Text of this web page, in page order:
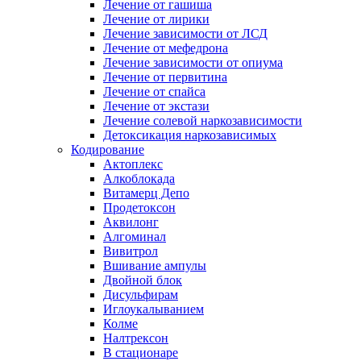
Лечение от гашиша
Лечение от лирики
Лечение зависимости от ЛСД
Лечение от мефедрона
Лечение зависимости от опиума
Лечение от первитина
Лечение от спайса
Лечение от экстази
Лечение солевой наркозависимости
Детоксикация наркозависимых
Кодирование
Актоплекс
Алкоблокада
Витамерц Депо
Продетоксон
Аквилонг
Алгоминал
Вивитрол
Вшивание ампулы
Двойной блок
Дисульфирам
Иглоукалыванием
Колме
Налтрексон
В стационаре